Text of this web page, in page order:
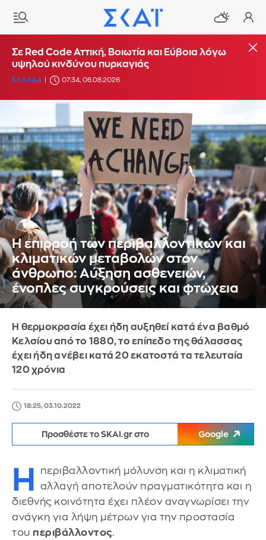
Σε Red Code Αττική, Βοιωτία και Εύβοια λόγω
υψηλού κινδύνου πυρκαγιάς
ΕΛΛΑΔΑ 07:34, 06.08.2026
Η επιρροή των περιβαλλοντικών και
κλιματικών μεταβολών στον
άνθρωπο: Αύξηση ασθενειών,
ένοπλες συγκρούσεις και φτώχεια
Η θερμοκρασία έχει ήδη αυξηθεί κατά ένα βαθμό
Κελσίου από το 1880, το επίπεδο της θάλασσας
έχει ήδη ανέβει κατά 20 εκατοστά τα τελευταία
120 χρόνια
18:25, 03.10.2022
Προσθέστε το SKAI.gr στο Google
Η
περιβαλλοντική μόλυνση και η κλιματική
αλλαγή αποτελούν πραγματικότητα και η
διεθνής κοινότητα έχει πλέον αναγνωρίσει την
ανάγκη για λήψη μέτρων για την προστασία
του περιβάλλοντος.